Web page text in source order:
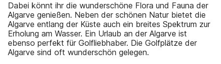
Dabei könnt ihr die wunderschöne Flora und Fauna der
Algarve genießen. Neben der schönen Natur bietet die
Algarve entlang der Küste auch ein breites Spektrum zur
Erholung am Wasser. Ein Urlaub an der Algarve ist
ebenso perfekt für Golfliebhaber. Die Golfplätze der
Algarve sind oft wunderschön gelegen.